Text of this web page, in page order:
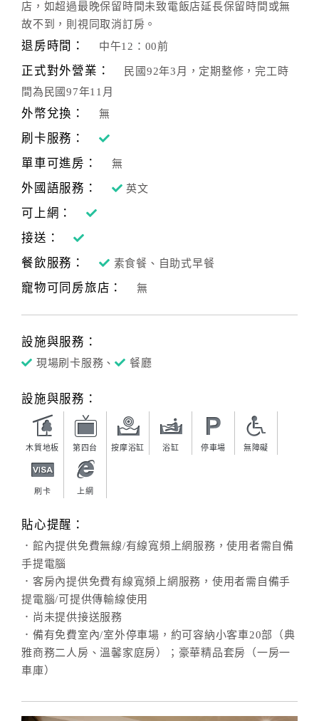
商
宣
傳
店，如超過最晚保留時間未致電飯店延長保留時間或無
故不到，則視同取消訂房。
退房時間： 中午12：00前
正式對外營業：
民國92年3月，定期整修，完工時
間為民國97年11月
外幣兌換： 無
刷卡服務：
單車可進房：
無
外國語服務： 英文
可上網：
接送：
餐飲服務：
素食餐、自助式早餐
寵物可同房旅店： 無
設施與服務：
現場刷卡服務、 餐廳
設施與服務：
木質地板 第四台 按摩浴缸 浴缸 停車場 無障礙
刷卡 上網
貼心提醒：
．館內提供免費無線/有線寬頻上網服務，使用者需自備
手提電腦
．客房內提供免費有線寬頻上網服務，使用者需自備手
提電腦/可提供傳輸線使用
．尚未提供接送服務
．備有免費室內/室外停車場，約可容納小客車20部（典
雅商務二人房、溫馨家庭房）；豪華精品套房（一房一
車庫）